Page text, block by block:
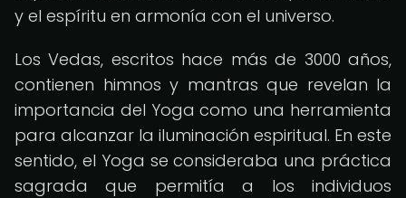
y el espíritu en armonía con el universo.
Los Vedas, escritos hace más de 3000 años,
contienen himnos y mantras que revelan la
importancia del Yoga como una herramienta
para alcanzar la iluminación espiritual. En este
sentido, el Yoga se consideraba una práctica
sagrada que permitía a los individuos